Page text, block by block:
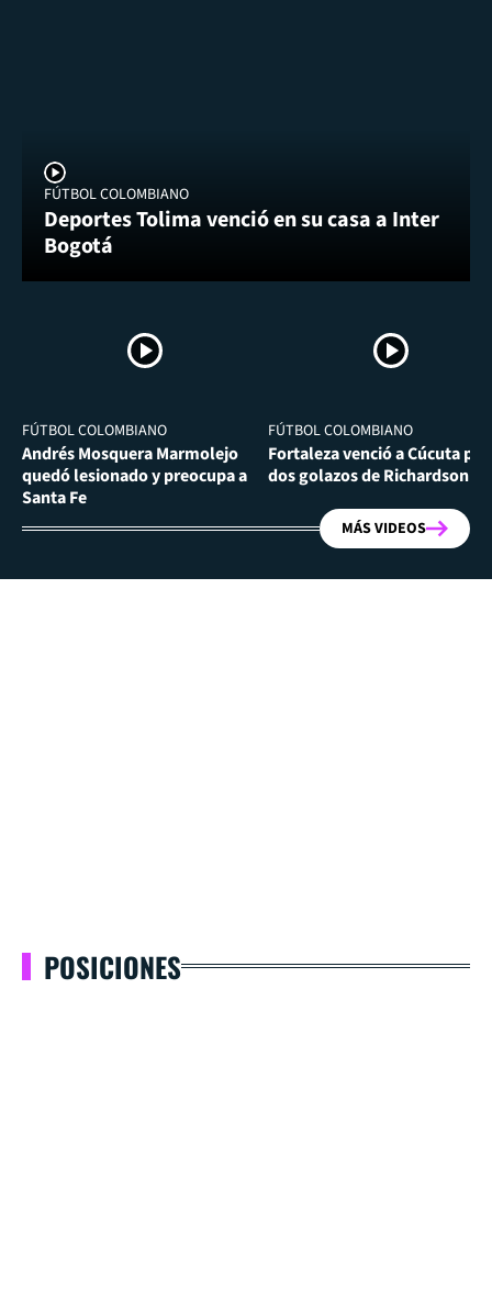
FÚTBOL COLOMBIANO
Deportes Tolima venció en su casa a Inter
Bogotá
FÚTBOL COLOMBIANO
Andrés Mosquera Marmolejo
quedó lesionado y preocupa a
Santa Fe
FÚTBOL COLOMBIANO
Fortaleza venció a Cúcuta por
dos golazos de Richardson
MÁS VIDEOS
POSICIONES